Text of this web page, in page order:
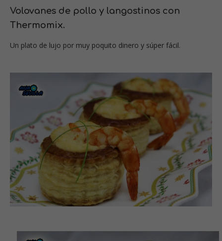
Volovanes de pollo y langostinos con
Thermomix.
Un plato de lujo por muy poquito dinero y súper fácil.